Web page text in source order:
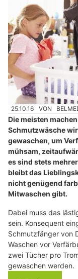
25.10.16 VON
Die meisten
Schmutzwäsche
gewaschen, um
mühsam,
es sind stets
bleibt das
nicht genügend
Mitwaschen gibt.
Dabei muss das
sein. Konsequent
Schmutzfänger von
Waschen vor
zwei Tücher pro
gewaschen werden.